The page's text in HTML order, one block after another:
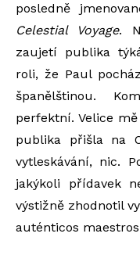
posledně
Celestial Voyage.
zaujetí publika
roli, že Paul
španělštinou.
perfektní. Velice
publika přišla na
vytleskávání, nic.
jakýkoli přídavek
výstižně zhodnotil
auténticos